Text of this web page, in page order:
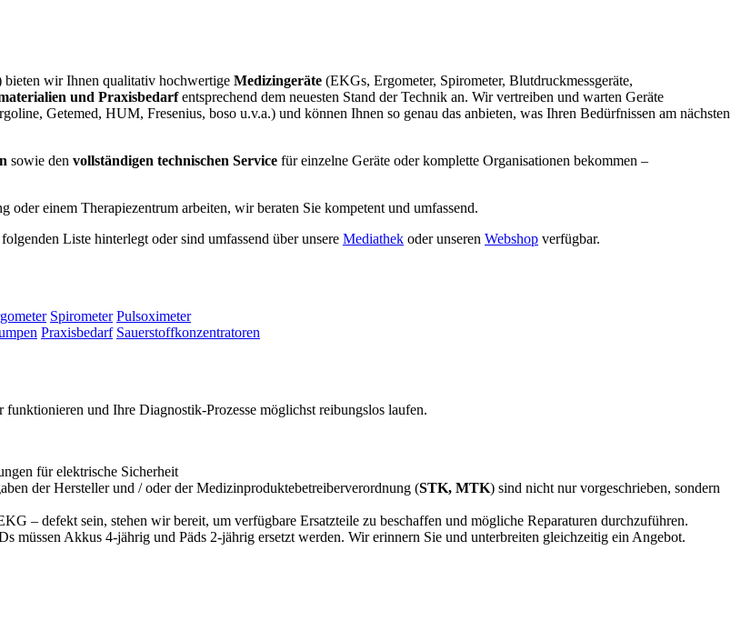
wir Ihnen qualitativ hochwertige Medizingeräte (EKGs, Ergometer, Spirometer, Blutdruckmessgeräte,
und Praxisbedarfentsprechend dem neuesten Stand der Technik an. Wir vertreiben und warten Geräte
Getemed, HUM, Fresenius, boso u.v.a.) und können Ihnen so genau das anbieten, was Ihren Bedürfnissen am nächsten
sowie den vollständigen technischen Service für einzelne Geräte oder komplette Organisationen bekommen –
einem Therapiezentrum arbeiten, wir beraten Sie kompetent und umfassend.
Liste hinterlegt oder sind umfassend über unsere Mediathek oder unseren Webshop verfügbar.
Spirometer Pulsoximeter
Praxisbedarf Sauerstoffkonzentratoren
und Ihre Diagnostik-Prozesse möglichst reibungslos laufen.
für elektrische Sicherheit
der Hersteller und / oder der Medizinproduktebetreiberverordnung (STK, MTK) sind nicht nur vorgeschrieben, sondern
– defekt sein, stehen wir bereit, um verfügbare Ersatzteile zu beschaffen und mögliche Reparaturen durchzuführen.
müssen Akkus 4-jährig und Päds 2-jährig ersetzt werden. Wir erinnern Sie und unterbreiten gleichzeitig ein Angebot.